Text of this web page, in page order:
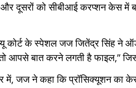
और दूसरों को सीबीआई करप्शन केस में
कोर्ट के स्पेशल जज जितेंद्र सिंह ने
आपसे बात करने लगती है फाइल,”
में, जज ने कहा कि प्रॉसिक्यूशन का